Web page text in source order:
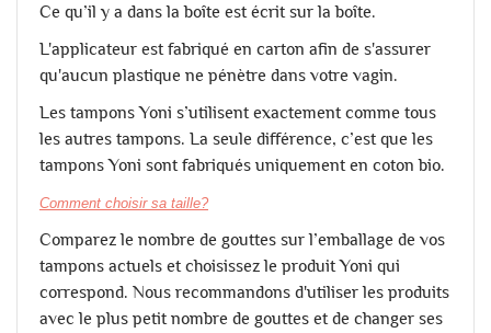
Ce qu’il y a dans la boîte est écrit sur la boîte.
L'applicateur est fabriqué en carton afin de s'assurer
qu'aucun plastique ne pénètre dans votre vagin.
Les tampons Yoni s’utilisent exactement comme tous
les autres tampons. La seule différence, c’est que les
tampons Yoni sont fabriqués uniquement en coton bio.
Comment choisir sa taille?
Comparez le nombre de gouttes sur l’emballage de vos
tampons actuels et choisissez le produit Yoni qui
correspond. Nous recommandons d'utiliser les produits
avec le plus petit nombre de gouttes et de changer ses